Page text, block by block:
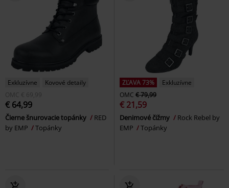
Exkluzívne
Kovové detaily
OMC € 69,99
€ 64,99
Čierne šnurovacie topánky
RED
by EMP
Topánky
ZĽAVA 73%
Exkluzívne
OMC € 79,99
€ 21,59
Denimové čižmy
Rock Rebel by
EMP
Topánky